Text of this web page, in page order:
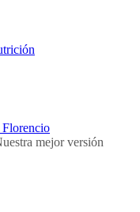
mejor versión